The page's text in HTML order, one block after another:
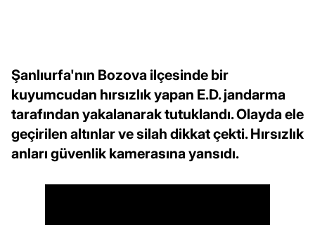
Şanlıurfa'nın Bozova ilçesinde bir
kuyumcudan hırsızlık yapan E.D. jandarma
tarafından yakalanarak tutuklandı. Olayda ele
geçirilen altınlar ve silah dikkat çekti. Hırsızlık
anları güvenlik kamerasına yansıdı.